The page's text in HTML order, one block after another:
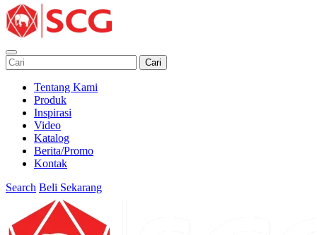
Cari
Tentang Kami
Produk
Inspirasi
Video
Katalog
Berita/Promo
Kontak
Search Beli Sekarang